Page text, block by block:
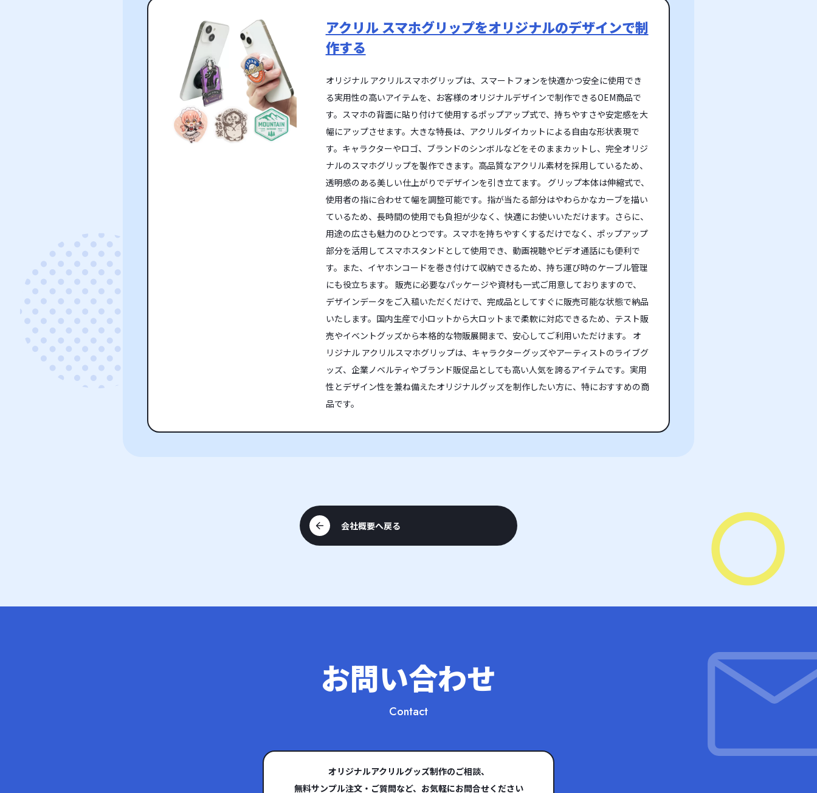
アクリル スマホグリップをオリジナルのデザインで制
作する
オリジナル アクリルスマホグリップは、スマートフォンを快適かつ安全に使用でき
る実用性の高いアイテムを、お客様のオリジナルデザインで制作できるOEM商品で
す。スマホの背面に貼り付けて使用するポップアップ式で、持ちやすさや安定感を大
幅にアップさせます。大きな特長は、アクリルダイカットによる自由な形状表現で
す。キャラクターやロゴ、ブランドのシンボルなどをそのままカットし、完全オリジ
ナルのスマホグリップを製作できます。高品質なアクリル素材を採用しているため、
透明感のある美しい仕上がりでデザインを引き立てます。 グリップ本体は伸縮式で、
使用者の指に合わせて幅を調整可能です。指が当たる部分はやわらかなカーブを描い
ているため、長時間の使用でも負担が少なく、快適にお使いいただけます。さらに、
用途の広さも魅力のひとつです。スマホを持ちやすくするだけでなく、ポップアップ
部分を活用してスマホスタンドとして使用でき、動画視聴やビデオ通話にも便利で
す。また、イヤホンコードを巻き付けて収納できるため、持ち運び時のケーブル管理
にも役立ちます。 販売に必要なパッケージや資材も一式ご用意しておりますので、
デザインデータをご入稿いただくだけで、完成品としてすぐに販売可能な状態で納品
いたします。国内生産で小ロットから大ロットまで柔軟に対応できるため、テスト販
売やイベントグッズから本格的な物販展開まで、安心してご利用いただけます。 オ
リジナル アクリルスマホグリップは、キャラクターグッズやアーティストのライブグ
ッズ、企業ノベルティやブランド販促品としても高い人気を誇るアイテムです。実用
性とデザイン性を兼ね備えたオリジナルグッズを制作したい方に、特におすすめの商
品です。
会社概要へ戻る
お問い合わせ
Contact
オリジナルアクリルグッズ制作のご相談、
無料サンプル注文・ご質問など、お気軽にお問合せください